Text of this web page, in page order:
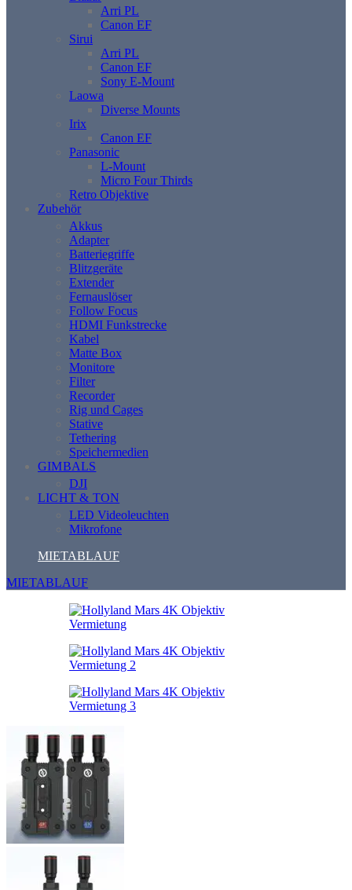
Arri PL
Canon EF
Sirui
Arri PL
Canon EF
Sony E-Mount
Laowa
Diverse Mounts
Irix
Canon EF
Panasonic
L-Mount
Micro Four Thirds
Retro Objektive
Zubehör
Akkus
Adapter
Batteriegriffe
Blitzgeräte
Extender
Fernauslöser
Follow Focus
HDMI Funkstrecke
Kabel
Matte Box
Monitore
Filter
Recorder
Rig und Cages
Stative
Tethering
Speichermedien
GIMBALS
DJI
LICHT & TON
LED Videoleuchten
Mikrofone
MIETABLAUF
MIETABLAUF